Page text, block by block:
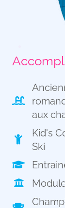
aux
Kid's
Ski